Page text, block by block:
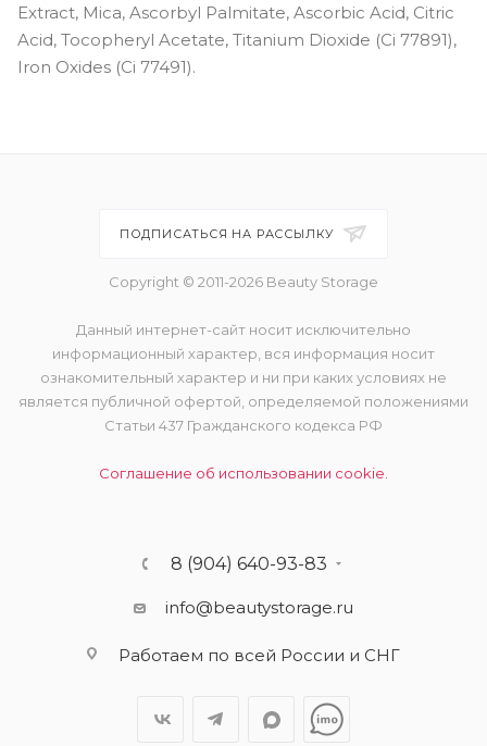
Extract, Mica, Ascorbyl Palmitate, Ascorbic Acid, Citric
Acid, Tocopheryl Acetate, Titanium Dioxide (Ci 77891),
Iron Oxides (Ci 77491).
ПОДПИСАТЬСЯ НА РАССЫЛКУ
Copyright © 2011-2026 Beauty Storage
Данный интернет-сайт носит исключительно
информационный характер, вся информация носит
ознакомительный характер и ни при каких условиях не
является публичной офертой, определяемой положениями
Статьи 437 Гражданского кодекса РФ
Соглашение об использовании cookie.
8 (904) 640-93-83
info@beautystorage.ru
Работаем по всей России и СНГ